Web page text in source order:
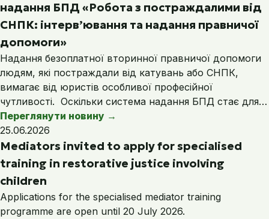
надання БПД «Робота з постраждалими від
СНПК: інтерв’ювання та надання правничої
допомоги»
Надання безоплатної вторинної правничої допомоги
людям, які постраждали від катувань або СНПК,
вимагає від юристів особливої професійної
чутливості. Оскільки система надання БПД стає для…
Переглянути новину →
25.06.2026
Mediators invited to apply for specialised
training in restorative justice involving
children
Applications for the specialised mediator training
programme are open until 20 July 2026.